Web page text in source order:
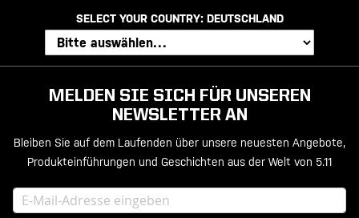
SELECT YOUR COUNTRY: DEUTSCHLAND
MELDEN SIE SICH FÜR UNSEREN
NEWSLETTER AN
Bleiben Sie auf dem Laufenden über unsere neuesten Angebote,
Produkteinführungen und Geschichten aus der Welt von 5.11